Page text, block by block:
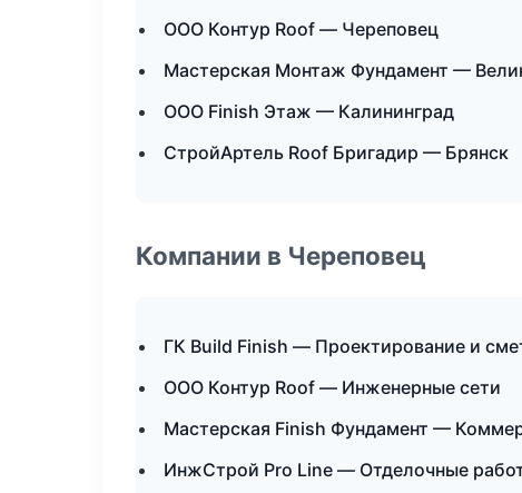
ООО Контур Roof — Череповец
Мастерская Монтаж Фундамент —
ООО Finish Этаж — Калининград
СтройАртель Roof Бригадир — Брянск
Компании в Череповец
ГК Build Finish — Проектирование и
ООО Контур Roof — Инженерные сети
Мастерская Finish Фундамент —
ИнжСтрой Pro Line — Отделочные